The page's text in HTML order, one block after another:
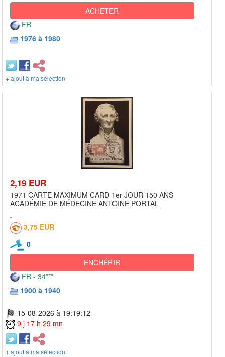
ACHETER
FR
1976 à 1980
+ ajout à ma sélection
2,19 EUR
1971 CARTE MAXIMUM CARD 1er JOUR 150 ANS
ACADÉMIE DE MÉDECINE ANTOINE PORTAL
3,75 EUR
0
ENCHÉRIR
FR - 34***
1900 à 1940
15-08-2026 à 19:19:12
9 j 17 h 29 mn
+ ajout à ma sélection